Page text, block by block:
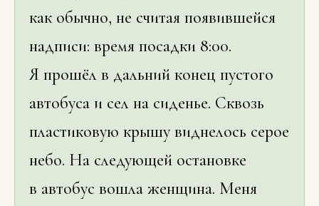
как обычно, не считая появившейся
надписи: время посадки 8:00.
Я прошёл в дальний конец пустого
автобуса и сел на сиденье. Сквозь
пластиковую крышу виднелось серое
небо. На следующей остановке
в автобус вошла женщина. Меня